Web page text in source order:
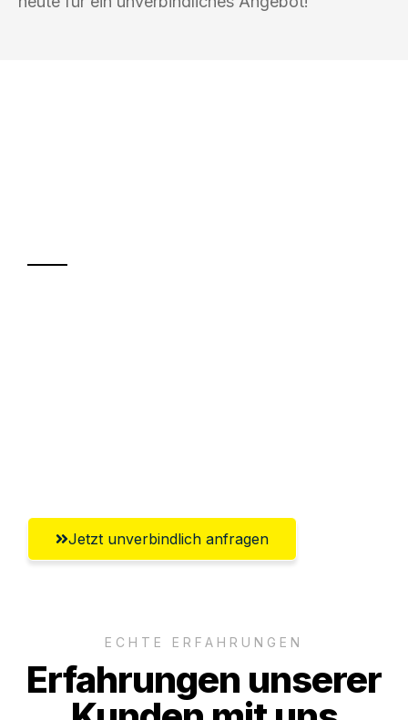
Jetzt unverbindlich anfragen
ECHTE ERFAHRUNGEN
Erfahrungen unserer